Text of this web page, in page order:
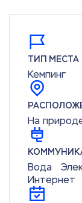
ТИП МЕСТА
Кемпинг
На
Вода
Интернет